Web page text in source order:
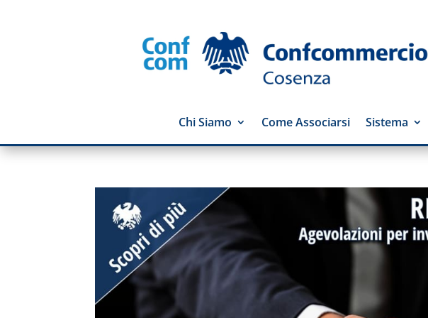
Chi Siamo Come Associarsi Sistema